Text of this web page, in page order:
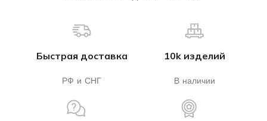
Быстрая доставка
РФ и СНГ
10k изделий
В наличии